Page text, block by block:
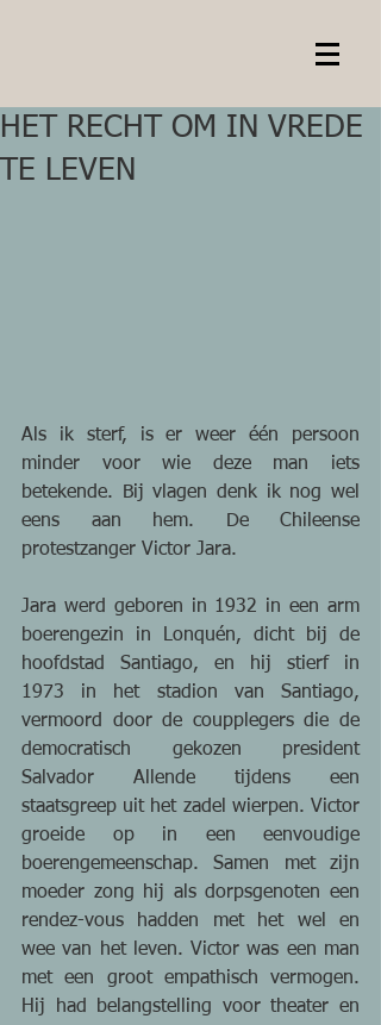
HET RECHT OM IN VREDE
TE LEVEN
Als ik sterf, is er weer één persoon
minder voor wie deze man iets
betekende. Bij vlagen denk ik nog wel
eens aan hem. De Chileense
protestzanger Victor Jara.
Jara werd geboren in 1932 in een arm
boerengezin in Lonquén, dicht bij de
hoofdstad Santiago, en hij stierf in
1973 in het stadion van Santiago,
vermoord door de coupplegers die de
democratisch gekozen president
Salvador Allende tijdens een
staatsgreep uit het zadel wierpen. Victor
groeide op in een eenvoudige
boerengemeenschap. Samen met zijn
moeder zong hij als dorpsgenoten een
rendez-vous hadden met het wel en
wee van het leven. Victor was een man
met een groot empathisch vermogen.
Hij had belangstelling voor theater en